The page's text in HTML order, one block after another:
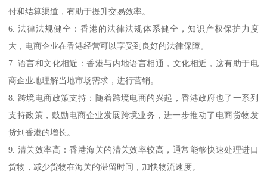
付和结算渠道，有助于提升交易效率。
6. 法律法规健全：香港的法律法规体系健全，知识产权保护力度
大，电商企业在香港经营可以享受到良好的法律保障。
7. 语言和文化相近：香港与内地语言相通，文化相近，这有助于电
商企业地理解当地市场需求，进行营销。
8. 跨境电商政策支持：随着跨境电商的兴起，香港政府也了一系列
支持政策，鼓励电商企业发展跨境业务，进一步推动了电商货物发
货到香港的增长。
9. 清关效率高：香港海关的清关效率较高，通常能够快速处理进口
货物，减少货物在海关的滞留时间，加快物流速度。